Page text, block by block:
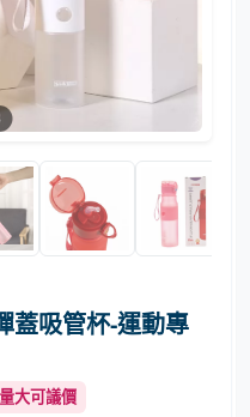
蓋吸管杯-運動專
量大可議價